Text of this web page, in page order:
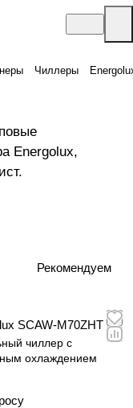
Чиллеры
Energolux,
.
Рекомендуем
SCAW-M70ZHT
чиллер с
охлаждением